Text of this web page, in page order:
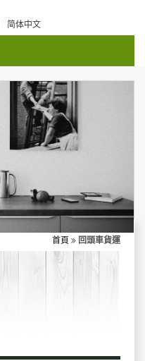
简体中文
首頁 回頭車貨運